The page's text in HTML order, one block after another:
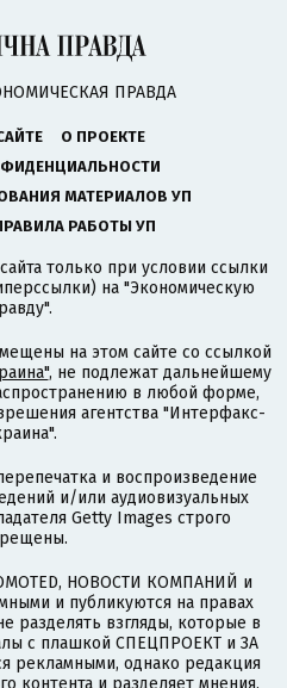
ПРАВДА
О ПРОЕКТЕ
МАТЕРИАЛОВ УП
РАБОТЫ УП
только при условии ссылки
на "Экономическую
на этом сайте со ссылкой
, не подлежат дальнейшему
в любой форме,
агентства "Интерфакс-
и воспроизведение
и/или аудиовизуальных
Getty Images строго
НОВОСТИ КОМПАНИЙ и
и публикуются на правах
разделять взгляды, которые в
с плашкой СПЕЦПРОЕКТ и ЗА
рекламными, однако редакция
контента и разделяет мнения,